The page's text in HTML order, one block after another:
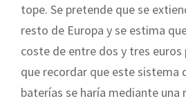
tope. Se pretende que se
resto de Europa y se estima
coste de entre dos y tres euros
que recordar que este sistema
baterías se haría mediante una